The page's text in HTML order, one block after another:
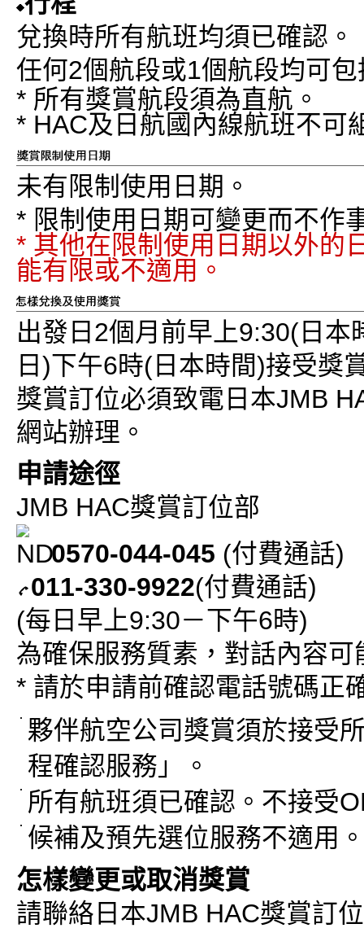
兌換時所有航班均須已確認。
任何2個航段或1個航段均可
* 所有獎賞航段須為直航。
* HAC及日航國內線航班不可
未有限制使用日期。
* 限制使用日期可變更而不作
* 其他在限制使用日期以外的
能有限或不適用。
出發日2個月前早上9:30(日
日)下午6時(日本時間)接受獎
獎賞訂位必須致電日本JMB
網站辦理。
申請途徑
JMB HAC獎賞訂位部
0570-044-045 (付費通話)
011-330-9922(付費通話)
(每日早上9:30－下午6時)
為確保服務質素，對話內容可
* 請於申請前確認電話號碼正
夥伴航空公司獎賞須於接受
程確認服務」。
所有航班須已確認。不接受
候補及預先選位服務不適用
怎樣變更或取消獎賞
請聯絡日本JMB HAC獎賞訂